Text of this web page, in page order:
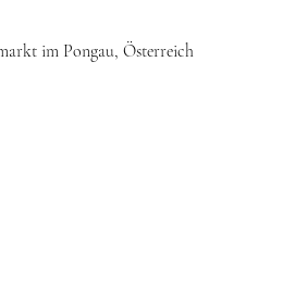
im Pongau, Österreich